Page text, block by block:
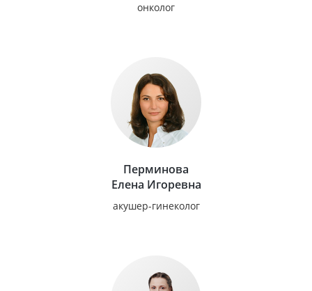
онколог
Перминова
Елена Игоревна
акушер-гинеколог